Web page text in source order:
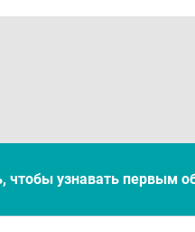
чтобы узнавать первым